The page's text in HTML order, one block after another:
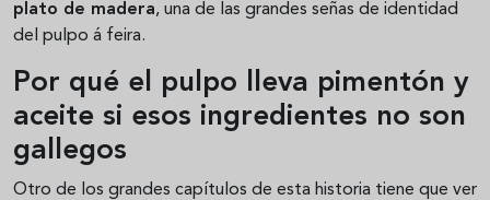
plato de madera, una de las grandes señas de identidad
del pulpo á feira.
Por qué el pulpo lleva pimentón y
aceite si esos ingredientes no son
gallegos
Otro de los grandes capítulos de esta historia tiene que ver